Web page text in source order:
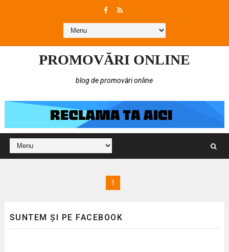
PROMOVĂRI ONLINE
blog de promovări online
1
SUNTEM ȘI PE FACEBOOK